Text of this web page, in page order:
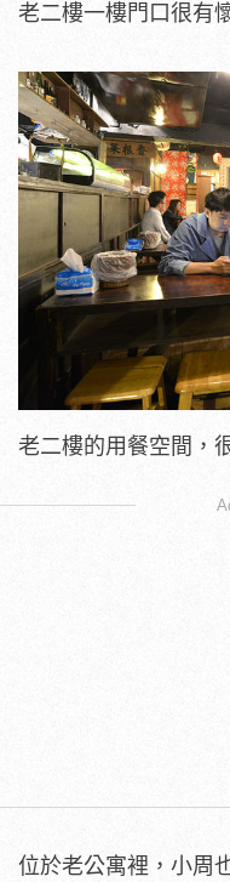
老二樓一樓門口很有
老二樓的用餐空間，
位於老公寓裡，小周